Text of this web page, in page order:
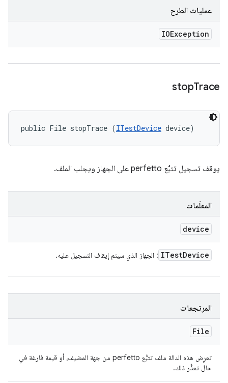
عمليات الطرح
IOException
stopTrace
public File stopTrace (ITestDevice device)
يوقف تسجيل تتبُّع perfetto على الجهاز ويجلب الملف.
المعلَمات
device
ITestDevice : الجهاز الذي سيتم إيقاف التسجيل عليه.
المرتجعات
File
تعرِض هذه الدالة ملف تتبُّع perfetto من جهة المضيف، أو قيمة فارغة في
حال تعذُّر ذلك.